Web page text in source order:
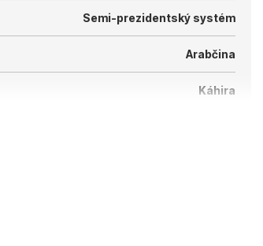
Semi-prezidentský systém
Arabčina
Káhira